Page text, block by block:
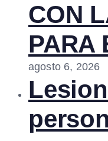
CON
PARA
agosto 6, 2026